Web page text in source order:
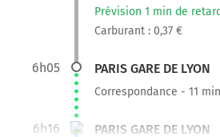
Prévision 1 min de
Carburant : 0,37 €
6h05 PARIS GARE DE LYON
Correspondance - 11 min
6h16 PARIS GARE DE LYON